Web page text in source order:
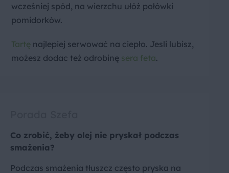
wcześniej spód, na wierzchu ułóż połówki
pomidorków.
Tartę najlepiej serwować na ciepło. Jesli lubisz,
możesz dodac też odrobinę sera feta.
Co zrobić, żeby olej nie pryskał podczas
smażenia?
Podczas smażenia tłuszcz często pryska na